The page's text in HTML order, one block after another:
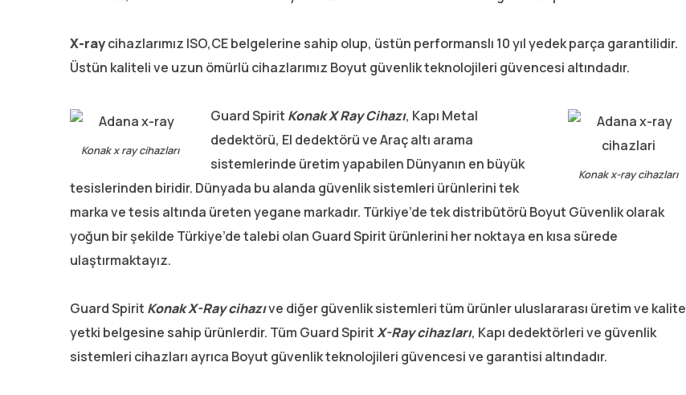
X-raycihazlarımız ISO,CE belgelerine sahip olup, üstün performanslı 10 yıl yedek parça garantilidir.
Üstün kaliteli ve uzun ömürlü cihazlarımız Boyut güvenlik teknolojileri güvencesi altındadır.
Konak x ray cihazları
Konak x-ray cihazları
Guard Spirit KonakX Ray Cihazı, Kapı Metal
dedektörü, El dedektörü ve Araç altı arama
sistemlerinde üretim yapabilen Dünyanın en büyük
tesislerinden biridir. Dünyada bu alanda güvenlik sistemleri ürünlerini tek
marka ve tesis altında üreten yegane markadır. Türkiye’de tek distribütörü Boyut Güvenlik olarak
yoğun bir şekilde Türkiye’de talebi olan Guard Spirit ürünlerini her noktaya en kısa sürede
ulaştırmaktayız.
Guard Spirit KonakX-Ray cihazıve diğer güvenlik sistemleri tüm ürünler uluslararası üretim ve kalite
yetki belgesine sahip ürünlerdir. Tüm Guard SpiritX-Ray cihazları, Kapı dedektörleri ve güvenlik
sistemleri cihazları ayrıca Boyut güvenlik teknolojileri güvencesi ve garantisi altındadır.